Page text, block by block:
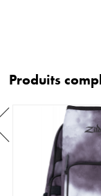
Produits